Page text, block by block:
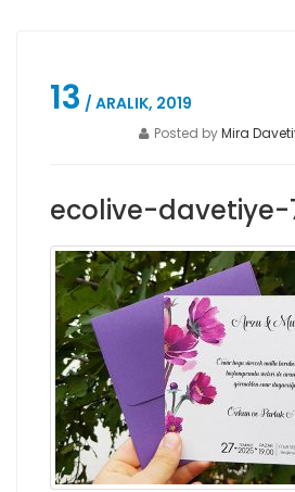
13 / ARALIK, 2019
Posted byMira
ecolive-davetiye-